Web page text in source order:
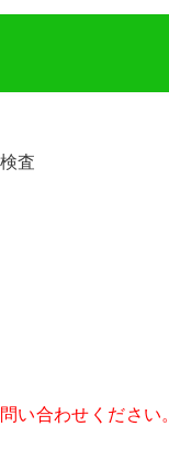
査
い合わせください。